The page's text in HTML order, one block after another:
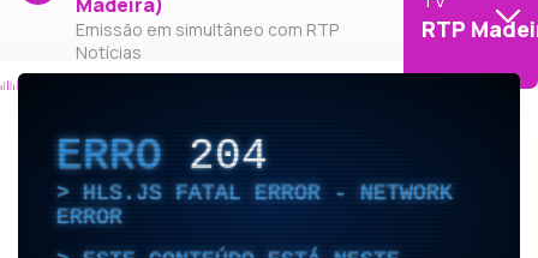
Emissão em simultâneo com RTP
Notícias
RTP
ERRO204
HLS.JS FATAL ERROR - NETWORK
ERROR